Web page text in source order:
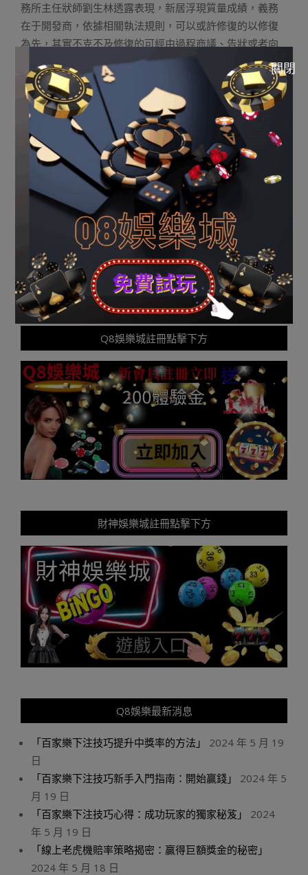
務所主任狀師劉生林透露表現，新居浮現質量成績，義務
在于開發商，依據相關執法規則，可以或許修復的以修復
為先，其實不克不及修復的可經由過程商議、告狀或者向
監管部分投訴來辦理。若業主因屋宇質量成績發生的用
度，應由開發商承當。 《市平
運 彩 過關組合 表易近百萬
買新居 5個月屋頂現60多個鉅細洞穴》由河南消息網-豫都
網供應，轉載請注明出處：
http://news.yuduxx.com/shwx/591262.html，感謝互
助！
2023-
Previous Post:玩運彩|河南“農婦玩運彩追兇17年”案一
審宣判 一原告被判無期
Next Post: 玩運彩|中國女足首任隊長病逝 曾帶隊獲中國
首個洲nba季後賽賽制際冠軍
Q8娛樂城註冊點擊下方
財神娛樂城註冊點擊下方
Q8娛樂最新消息
「百家樂下注技巧提升中獎率的方法」
2024 年 5 月 19
日
「百家樂下注技巧新手入門指南：開始贏錢」
2024 年 5
月 19 日
「百家樂下注技巧心得：成功玩家的獨家秘笈」
2024
年 5 月 19 日
「線上老虎機賠率策略揭密：贏得巨額獎金的秘密」
2024 年 5 月 18 日
關閉